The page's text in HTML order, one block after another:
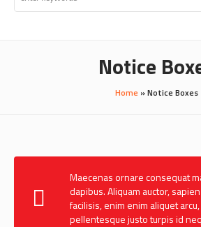
Notice
Home »Notice Boxes
Maecenas ornare consequat
dapibus. Aliquam auctor,
facilisis, enim enim aliquet
pellentesque justo turpis id